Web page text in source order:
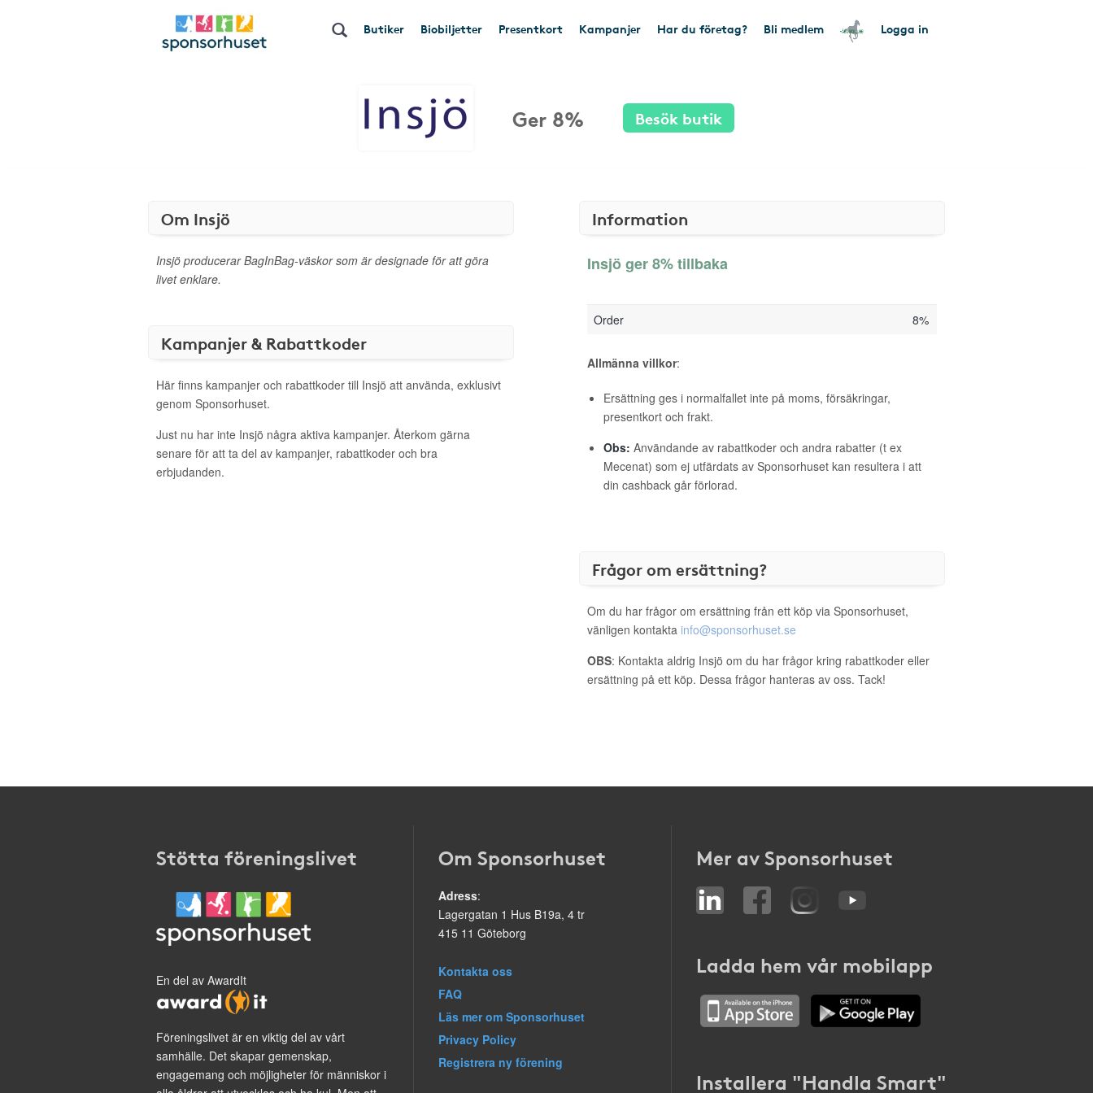
Butiker Biobiljetter Presentkort Kampanjer Har du företag? Bli medlem Logga in
Ger 8% Besök butik
Om Insjö
Insjö producerar BagInBag-väskor som är designade för att göra
livet enklare.
Kampanjer & Rabattkoder
Här finns kampanjer och rabattkoder till Insjö att använda, exklusivt
genom Sponsorhuset.
Just nu har inte Insjö några aktiva kampanjer. Återkom gärna
senare för att ta del av kampanjer, rabattkoder och bra
erbjudanden.
Information
Insjö ger 8% tillbaka
Order 8%
Allmänna villkor:
Ersättning ges i normalfallet inte på moms, försäkringar,
presentkort och frakt.
Obs: Användande av rabattkoder och andra rabatter (t ex
Mecenat) som ej utfärdats av Sponsorhuset kan resultera i att
din cashback går förlorad.
Frågor om ersättning?
Om du har frågor om ersättning från ett köp via Sponsorhuset,
vänligen kontakta info@sponsorhuset.se
OBS: Kontakta aldrig Insjö om du har frågor kring rabattkoder eller
ersättning på ett köp. Dessa frågor hanteras av oss. Tack!
Stötta föreningslivet
En del av AwardIt
Föreningslivet är en viktig del av vårt
samhälle. Det skapar gemenskap,
engagemang och möjligheter för människor i
Om Sponsorhuset
Adress:
Lagergatan 1 Hus B19a, 4 tr
415 11 Göteborg
Kontakta oss
FAQ
Läs mer om Sponsorhuset
Privacy Policy
Registrera ny förening
Mer av Sponsorhuset
Ladda hem vår mobilapp
Installera "Handla Smart"